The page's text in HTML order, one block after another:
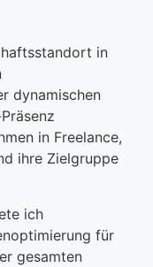
in
dynamischen
in Freelance,
ihre Zielgruppe
ich
für
gesamten